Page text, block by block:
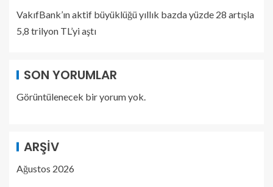
VakıfBank’ın aktif büyüklüğü yıllık bazda yüzde 28 artışla
5,8 trilyon TL’yi aştı
SON YORUMLAR
Görüntülenecek bir yorum yok.
ARŞIV
Ağustos 2026